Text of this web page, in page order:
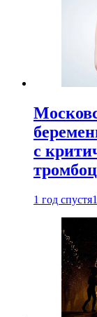
с
1 год спустя